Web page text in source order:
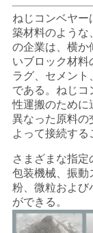
ねじ コンベヤー
築材料のような
の企業は、横か
いブロック材料
ラグ、セメン
である。ねじ コ
性運搬のために
異なった原料の
よって接続する
さまざまな指定
包装機械、振動
粉、微粒および
ができる。